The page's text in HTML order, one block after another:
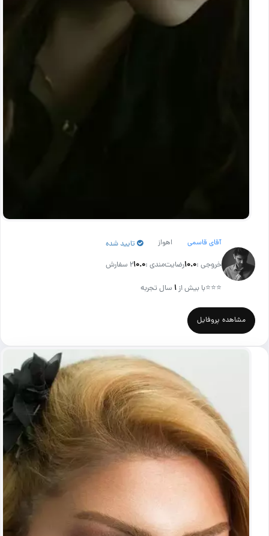
آقای قاسمی اهواز تایید شده
خروجی :۱۰.۰رضایت‌مندی :۱۰.۰2 سفارش
⭐⭐⭐با بیش از ۱ سال تجربه
مشاهده پروفایل